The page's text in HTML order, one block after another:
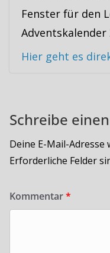
Fenster für den
Adventskalender
Hier geht es
Schreibe
Deine E-Mail-
Erforderliche Felder
Kommentar*